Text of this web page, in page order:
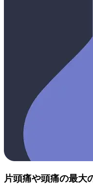
片頭痛や頭痛の最大